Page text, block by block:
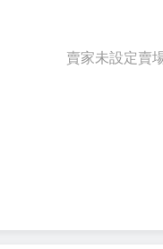
賣家未設定賣